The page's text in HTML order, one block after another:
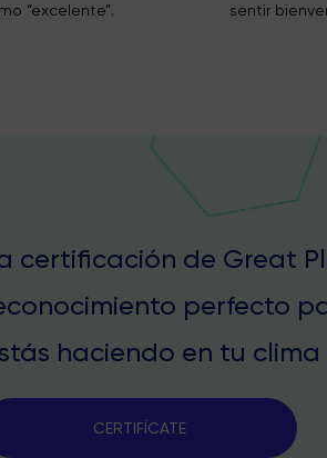
“excelente”.
sentir
certificación de Great
perfecto
haciendo en tu
CERTIFÍCATE